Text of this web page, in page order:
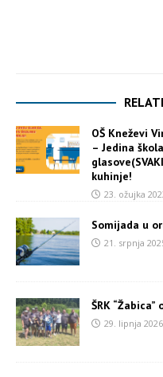
OŠ Kneževi
– Jedina
kuhinje!
23. ožujka
Somijada u
21. srpnja
ŠRK
29. lipnja